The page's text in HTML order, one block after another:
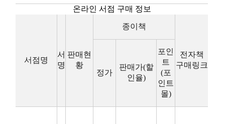
온라인 서점 구매 정보
서점명
서
명
판매현
황
종이책
전자책
구매링크
정가
판매가(할
인율)
포인
트
(포
인트
몰)